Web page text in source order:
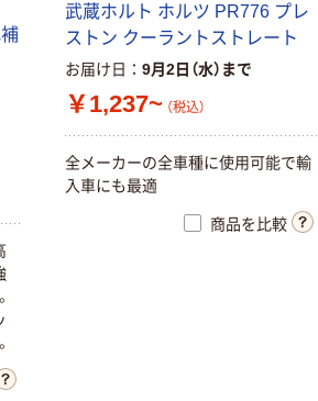
武蔵ホルト ホルツ PR776 プレ
ストン クーラントストレート
お届け日 9月2日（水）まで
￥1,237~ （税込）
全メーカーの全車種に使用可能で輸
入車にも最適
商品を比較
￥950 （税込）
カゴへ
グリース